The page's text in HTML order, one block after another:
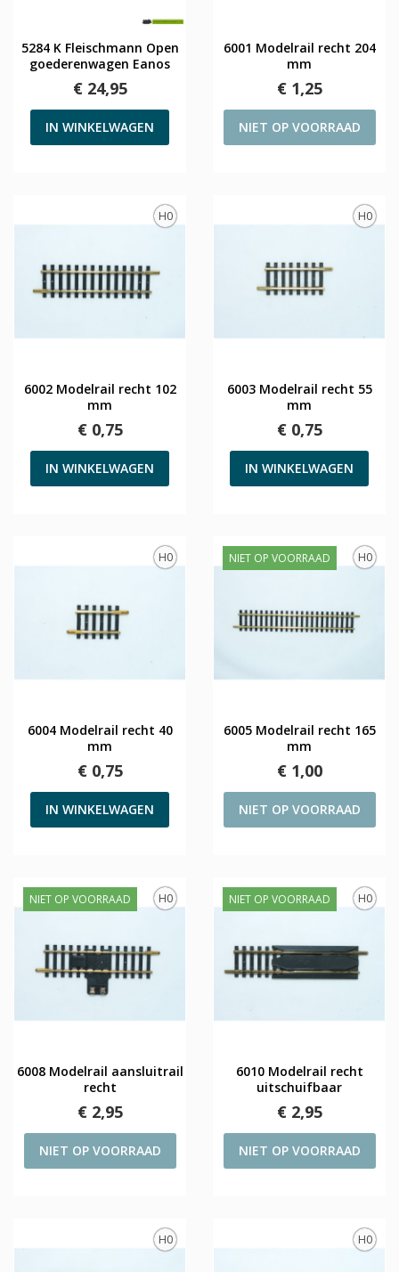
5284 K Fleischmann Open
goederenwagen Eanos
€ 24,95
IN WINKELWAGEN
6001 Modelrail recht 204
mm
€ 1,25
NIET OP VOORRAAD
H0
6002 Modelrail recht 102
mm
€ 0,75
IN WINKELWAGEN
H0
6003 Modelrail recht 55
mm
€ 0,75
IN WINKELWAGEN
H0
6004 Modelrail recht 40
mm
€ 0,75
IN WINKELWAGEN
H0
NIET OP VOORRAAD
6005 Modelrail recht 165
mm
€ 1,00
NIET OP VOORRAAD
H0
NIET OP VOORRAAD
6008 Modelrail aansluitrail
recht
€ 2,95
NIET OP VOORRAAD
H0
NIET OP VOORRAAD
6010 Modelrail recht
uitschuifbaar
€ 2,95
NIET OP VOORRAAD
H0 H0